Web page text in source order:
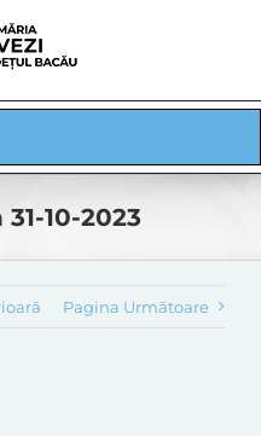
10-2023
Pagina Următoare